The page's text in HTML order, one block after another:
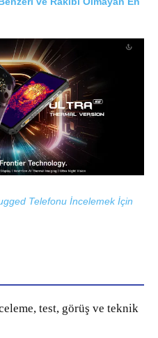
Telefonu İncelemek İçin
test, görüş ve teknik